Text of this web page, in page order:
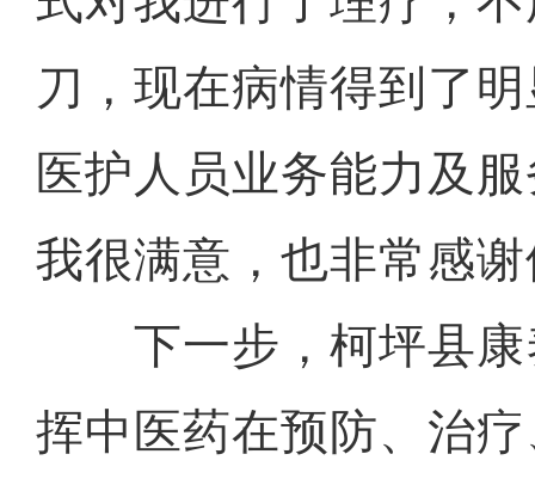
刀，现在病情得到了
医护人员业务能力及
我很满意，也非常感谢
下一步，柯坪县康
挥中医药在预防、治